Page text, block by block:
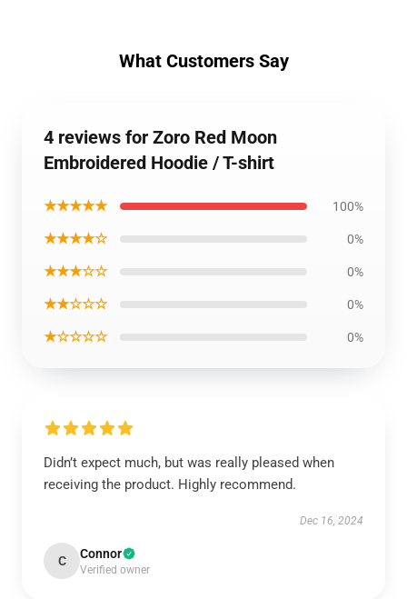
What Customers Say
4 reviews for Zoro Red Moon
Embroidered Hoodie / T-shirt
★★★★★ 100%
★★★★☆ 0%
★★★☆☆ 0%
★★☆☆☆ 0%
★☆☆☆☆ 0%
Didn’t expect much, but was really pleased when
receiving the product. Highly recommend.
Dec 16, 2024
C Connor
Verified owner